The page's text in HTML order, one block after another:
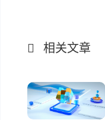
相关文章